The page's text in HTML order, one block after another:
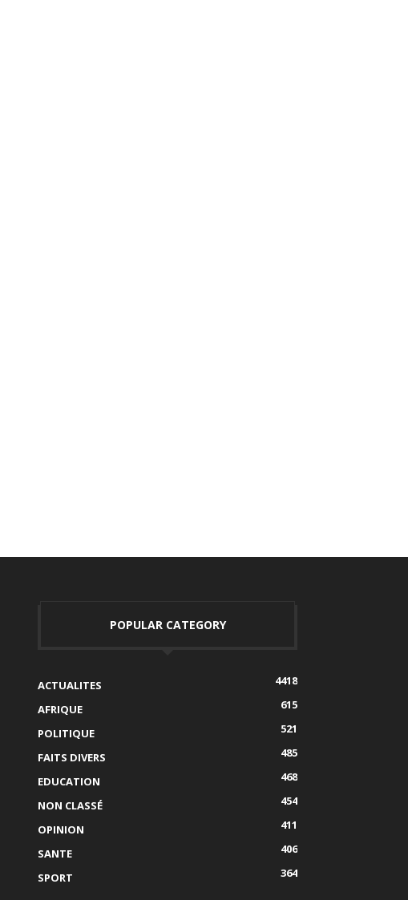
POPULAR CATEGORY
ACTUALITES
4418
AFRIQUE
615
POLITIQUE
521
FAITS DIVERS
485
EDUCATION
468
NON CLASSÉ
454
OPINION
411
SANTE
406
SPORT
364